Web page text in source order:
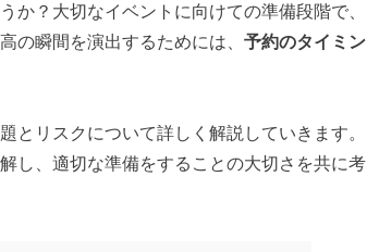
か？大切なイベントに向けての準備段階で、
の瞬間を演出するためには、 予約のタイミン
とリスクについて詳しく解説していきます。
し、適切な準備をすることの大切さを共に考